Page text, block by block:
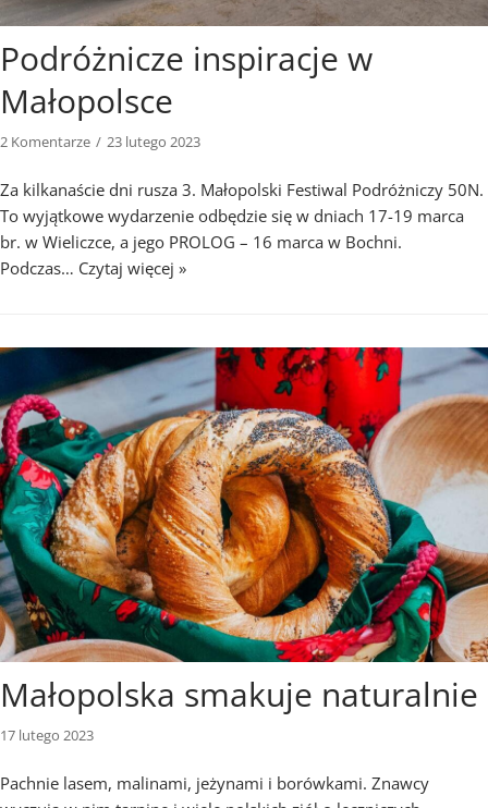
Podróżnicze inspiracje w
Małopolsce
2 Komentarze 23 lutego 2023
Za kilkanaście dni rusza 3. Małopolski Festiwal Podróżniczy 50N.
To wyjątkowe wydarzenie odbędzie się w dniach 17-19 marca
br. w Wieliczce, a jego PROLOG – 16 marca w Bochni.
Podczas… Czytaj więcej »
Małopolska smakuje naturalnie
17 lutego 2023
Pachnie lasem, malinami, jeżynami i borówkami. Znawcy